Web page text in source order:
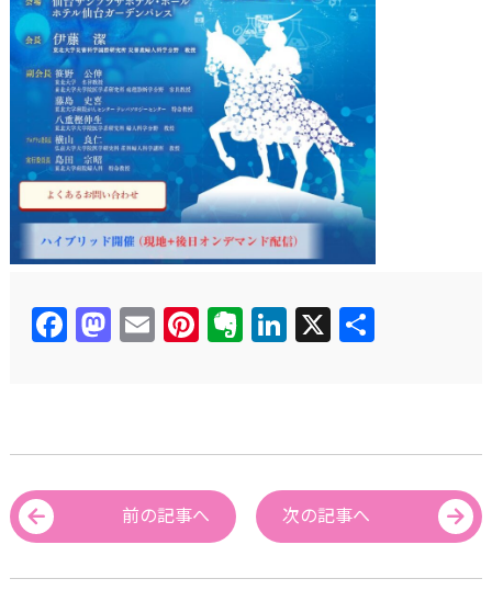
Facebook
Mastodon
EmailPinterest
Evernote
LinkedIn
X 共
前の記事へ 次の記事へ